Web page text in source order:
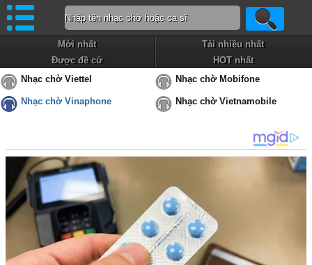
Mới nhất
Tải nhiều nhất
Được đề cử
HOT nhất
Nhạc chờ Viettel
Nhạc chờ Mobifone
Nhạc chờ Vinaphone Nhạc chờ Vietnamobile